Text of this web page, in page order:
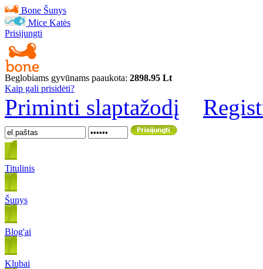
Bone Šunys
Mice Katės
Prisijungti
Beglobiams gyvūnams paaukota: 2898.95 Lt
Kaip gali prisidėti?
Priminti slaptažodį
Titulinis
Šunys
Blog'ai
Klubai